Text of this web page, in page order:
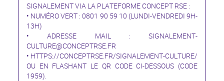
SIGNALEMENT VIA LA PLATEFORME CONCEPT RSE :
• NUMÉRO VERT : 0801 90 59 10 (LUNDI-VENDREDI 9H-
13H)
• ADRESSE MAIL : SIGNALEMENT-
CULTURE@CONCEPTRSE.FR
• HTTPS://CONCEPTRSE.FR/SIGNALEMENT-CULTURE/
OU EN FLASHANT LE QR CODE CI-DESSOUS (CODE
1959).